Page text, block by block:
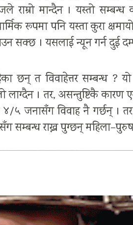
राम्रो मान्दैन । यस्तो
रूपमा पनि यस्ता कुरा
सक्छ । यसलाई न्यून गर्न दुई
छन् त विवाहेत्तर सम्बन्ध ?
। तर, असन्तुष्टिकै कारण
जनासँग विवाह नै गर्छन् । तर,
सम्बन्ध राख्न पुग्छन्